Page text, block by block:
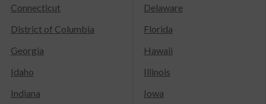
Connecticut
Delaware
District of Columbia
Florida
Georgia
Hawaii
Idaho
Illinois
Indiana
Iowa